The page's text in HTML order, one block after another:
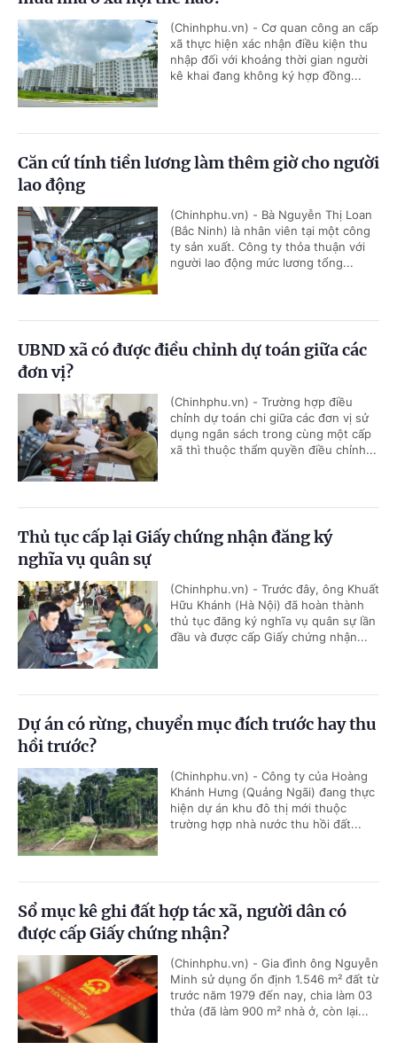
(Chinhphu.vn) - Cơ quan công an cấp
xã thực hiện xác nhận điều kiện thu
nhập đối với khoảng thời gian người
kê khai đang không ký hợp đồng...
Căn cứ tính tiền lương làm thêm giờ cho người
lao động
(Chinhphu.vn) - Bà Nguyễn Thị Loan
(Bắc Ninh) là nhân viên tại một công
ty sản xuất. Công ty thỏa thuận với
người lao động mức lương tổng...
UBND xã có được điều chỉnh dự toán giữa các
đơn vị?
(Chinhphu.vn) - Trường hợp điều
chỉnh dự toán chi giữa các đơn vị sử
dụng ngân sách trong cùng một cấp
xã thì thuộc thẩm quyền điều chỉnh...
Thủ tục cấp lại Giấy chứng nhận đăng ký
nghĩa vụ quân sự
(Chinhphu.vn) - Trước đây, ông Khuất
Hữu Khánh (Hà Nội) đã hoàn thành
thủ tục đăng ký nghĩa vụ quân sự lần
đầu và được cấp Giấy chứng nhận...
Dự án có rừng, chuyển mục đích trước hay thu
hồi trước?
(Chinhphu.vn) - Công ty của Hoàng
Khánh Hưng (Quảng Ngãi) đang thực
hiện dự án khu đô thị mới thuộc
trường hợp nhà nước thu hồi đất...
Sổ mục kê ghi đất hợp tác xã, người dân có
được cấp Giấy chứng nhận?
(Chinhphu.vn) - Gia đình ông Nguyễn
Minh sử dụng ổn định 1.546 m² đất từ
trước năm 1979 đến nay, chia làm 03
thửa (đã làm 900 m² nhà ở, còn lại...